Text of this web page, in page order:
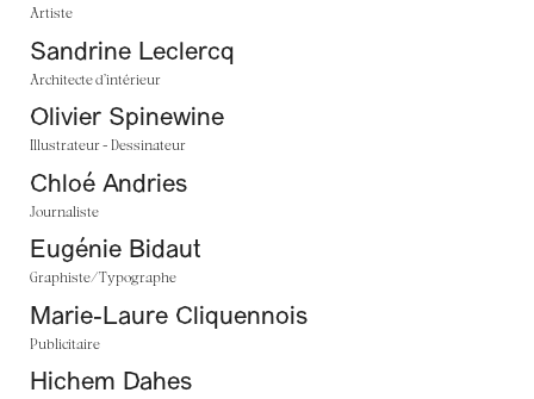
Artiste
Sandrine Leclercq
Architecte d’intérieur
Olivier Spinewine
Illustrateur - Dessinateur
Chloé Andries
Journaliste
Eugénie Bidaut
Graphiste/Typographe
Marie-Laure Cliquennois
Publicitaire
Hichem Dahes